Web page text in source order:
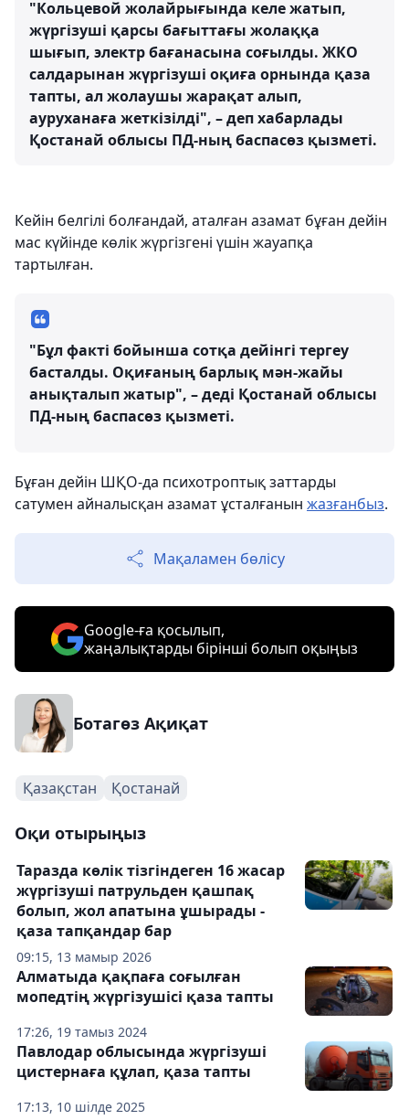
"Кольцевой жолайрығында келе жатып,
жүргізуші қарсы бағыттағы жолаққа
шығып, электр бағанасына соғылды. ЖКО
салдарынан жүргізуші оқиға орнында қаза
тапты, ал жолаушы жарақат алып,
ауруханаға жеткізілді", – деп хабарлады
Қостанай облысы ПД-ның баспасөз қызметі.
Кейін белгілі болғандай, аталған азамат бұған дейін
мас күйінде көлік жүргізгені үшін жауапқа
тартылған.
"Бұл факті бойынша сотқа дейінгі тергеу
басталды. Оқиғаның барлық мән-жайы
анықталып жатыр", – деді Қостанай облысы
ПД-ның баспасөз қызметі.
Бұған дейін ШҚО-да психотроптық заттарды
сатумен айналысқан азамат ұсталғанын жазғанбыз.
Мақаламен бөлісу
Google-ға қосылып,
жаңалықтарды бірінші болып оқыңыз
Ботагөз Ақиқат
Қазақстан Қостанай
Оқи отырыңыз
09:15, 13 мамыр 2026
Таразда көлік тізгіндеген 16 жасар
жүргізуші патрульден қашпақ
болып, жол апатына ұшырады -
қаза тапқандар бар
17:26, 19 тамыз 2024
Алматыда қақпаға соғылған
мопедтің жүргізушісі қаза тапты
17:13, 10 шілде 2025
Павлодар облысында жүргізуші
цистернаға құлап, қаза тапты